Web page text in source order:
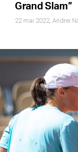
Grand Slam”
22 mai 2022, Andrei